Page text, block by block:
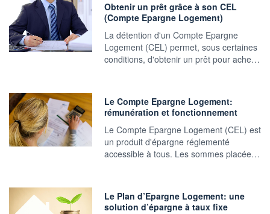
Obtenir un prêt grâce à son CEL
(Compte Epargne Logement)
La détention d'un Compte Epargne
Logement (CEL) permet, sous certaines
conditions, d'obtenir un prêt pour ache…
Le Compte Epargne Logement:
rémunération et fonctionnement
Le Compte Epargne Logement (CEL) est
un produit d'épargne réglementé
accessible à tous. Les sommes placée…
Le Plan d’Epargne Logement: une
solution d’épargne à taux fixe